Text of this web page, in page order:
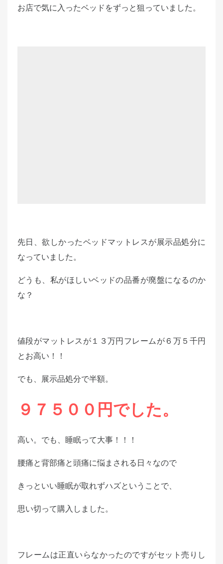
お店で気に入ったベッドをずっと狙っていました。
先日、欲しかったベッドマットレスが展示品処分に
なっていました。
どうも、私がほしいベッドの品番が廃盤になるのか
な？
値段がマットレスが１３万円フレームが６万５千円
とお高い！！
でも、展示品処分で半額。
９７５００円でした。
高い。でも、睡眠って大事！！！
腰痛と背部痛と頭痛に悩まされる日々なので
きっといい睡眠が取れずハズということで、
思い切って購入しました。
フレームは正直いらなかったのですがセット売りし